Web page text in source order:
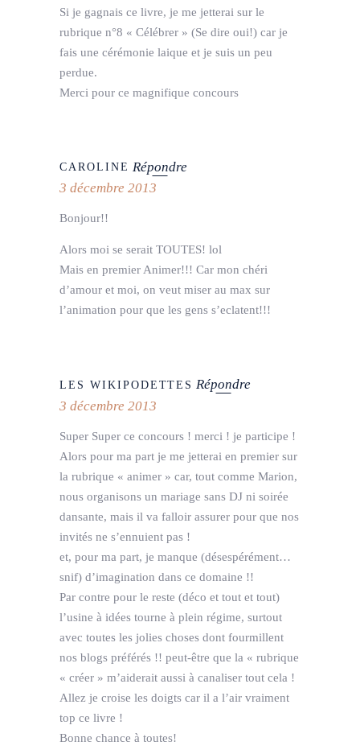
Si je gagnais ce livre, je me jetterai sur le
rubrique n°8 « Célébrer » (Se dire oui!) car je
fais une cérémonie laique et je suis un peu
perdue.
Merci pour ce magnifique concours
CAROLINE Répondre
3 décembre 2013
Bonjour!!
Alors moi se serait TOUTES! lol
Mais en premier Animer!!! Car mon chéri
d’amour et moi, on veut miser au max sur
l’animation pour que les gens s’eclatent!!!
LES WIKIPODETTES Répondre
3 décembre 2013
Super Super ce concours ! merci ! je participe !
Alors pour ma part je me jetterai en premier sur
la rubrique « animer » car, tout comme Marion,
nous organisons un mariage sans DJ ni soirée
dansante, mais il va falloir assurer pour que nos
invités ne s’ennuient pas !
et, pour ma part, je manque (désespérément…
snif) d’imagination dans ce domaine !!
Par contre pour le reste (déco et tout et tout)
l’usine à idées tourne à plein régime, surtout
avec toutes les jolies choses dont fourmillent
nos blogs préférés !! peut-être que la « rubrique
« créer » m’aiderait aussi à canaliser tout cela !
Allez je croise les doigts car il a l’air vraiment
top ce livre !
Bonne chance à toutes!